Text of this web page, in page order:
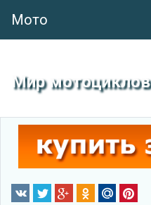
Мото
Мир мотоциклов